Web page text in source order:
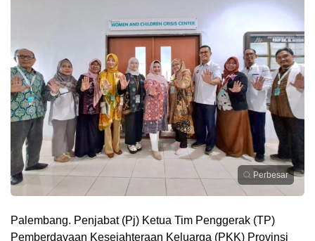
Perbesar
Palembang. Penjabat (Pj) Ketua Tim Penggerak (TP)
Pemberdayaan Kesejahteraan Keluarga (PKK) Provinsi